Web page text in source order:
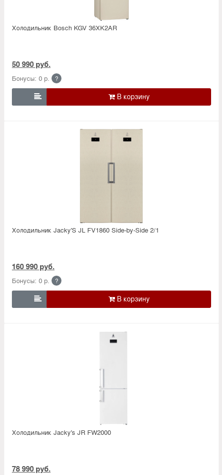
Холодильник Bosсh KGV 36XK2AR
50 990 руб.
Бонусы: 0 р. ?

Холодильник Jacky'S JL FV1860 Side-by-Side 2/1
160 990 руб.
Бонусы: 0 р. ?

Холодильник Jacky's JR FW2000
78 990 руб.